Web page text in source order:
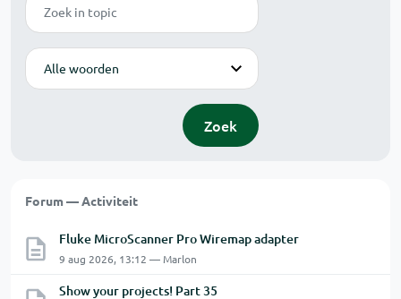
Modus
Zoek
Forum — Activiteit
Fluke MicroScanner Pro Wiremap adapter
9 aug 2026, 13:12 — Marlon
Show your projects! Part 35